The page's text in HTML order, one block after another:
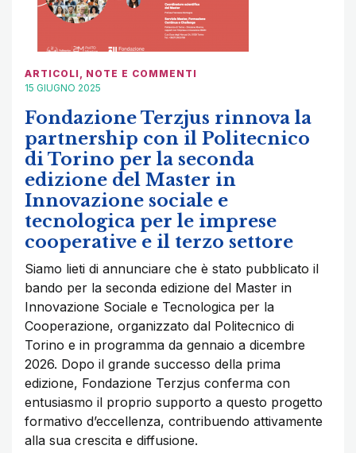
ARTICOLI , NOTE E COMMENTI
15 GIUGNO 2025
Fondazione Terzjus rinnova la
partnership con il Politecnico
di Torino per la seconda
edizione del Master in
Innovazione sociale e
tecnologica per le imprese
cooperative e il terzo settore
Siamo lieti di annunciare che è stato pubblicato il
bando per la seconda edizione del Master in
Innovazione Sociale e Tecnologica per la
Cooperazione, organizzato dal Politecnico di
Torino e in programma da gennaio a dicembre
2026. Dopo il grande successo della prima
edizione, Fondazione Terzjus conferma con
entusiasmo il proprio supporto a questo progetto
formativo d’eccellenza, contribuendo attivamente
alla sua crescita e diffusione.